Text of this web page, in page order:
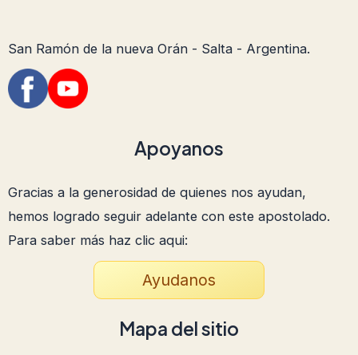
San Ramón de la nueva Orán - Salta - Argentina.
Apoyanos
Gracias a la generosidad de quienes nos ayudan,
hemos logrado seguir adelante con este apostolado.
Para saber más haz clic aqui:
Ayudanos
Mapa del sitio